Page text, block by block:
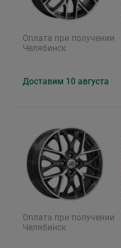
Оплата при получении
Челябинск
Доставим 10 августа
Оплата при получении
Челябинск